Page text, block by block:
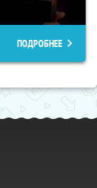
ПОДРОБНЕЕ